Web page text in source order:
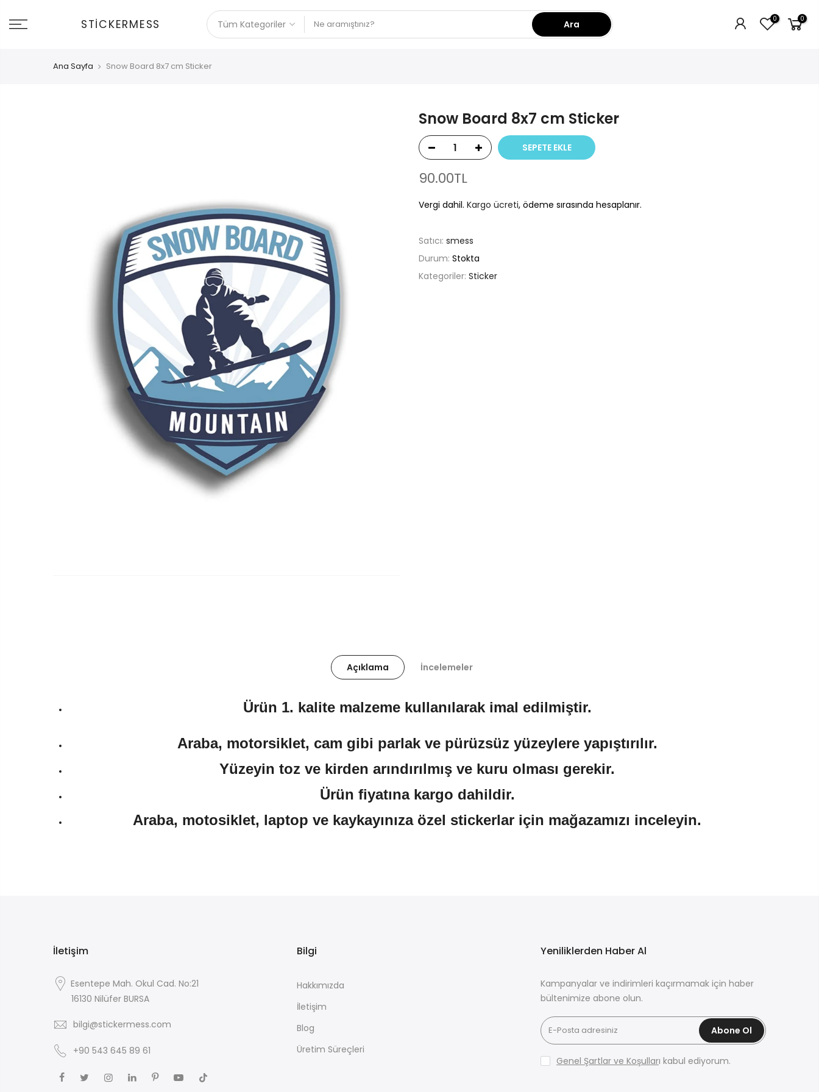
git
STICKERMESS Ara 0 0
Ana Sayfa Snow Board 8x7 cm Sticker
Snow Board 8x7 cm Sticker
SEPETE EKLE
90.00TL
Vergi dahil. Kargo ücreti, ödeme sırasında hesaplanır.
Satıcı: smess
Durum: Stokta
Kategoriler: Sticker
Açıklama İncelemeler
Ürün 1. kalite malzeme kullanılarak imal edilmiştir.
Araba, motorsiklet, cam gibi parlak ve pürüzsüz yüzeylere yapıştırılır.
Yüzeyin toz ve kirden arındırılmış ve kuru olması gerekir.
Ürün fiyatına kargo dahildir.
Araba, motosiklet, laptop ve kaykayınıza özel stickerlar için mağazamızı inceleyin.
İletişim
Esentepe Mah. Okul Cad. No:21
16130 Nilüfer BURSA
bilgi@stickermess.com
+90 543 645 89 61
Bilgi
Hakkımızda
İletişim
Blog
Üretim Süreçleri
Yeniliklerden Haber Al
Kampanyalar ve indirimleri kaçırmamak için haber
bültenimize abone olun.
Abone Ol
Genel Şartlar ve Koşulları kabul ediyorum.